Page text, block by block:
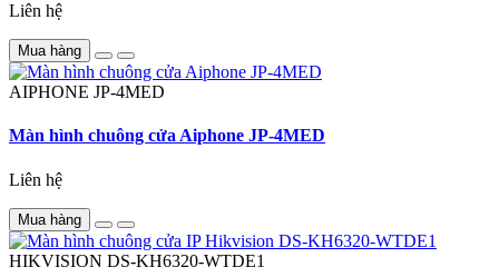
Liên hệ
Mua hàng
AIPHONE JP-4MED
Màn hình chuông cửa Aiphone JP-4MED
Liên hệ
Mua hàng
HIKVISION DS-KH6320-WTDE1